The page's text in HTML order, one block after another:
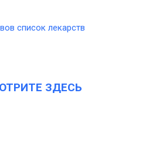
ЗДЕСЬ